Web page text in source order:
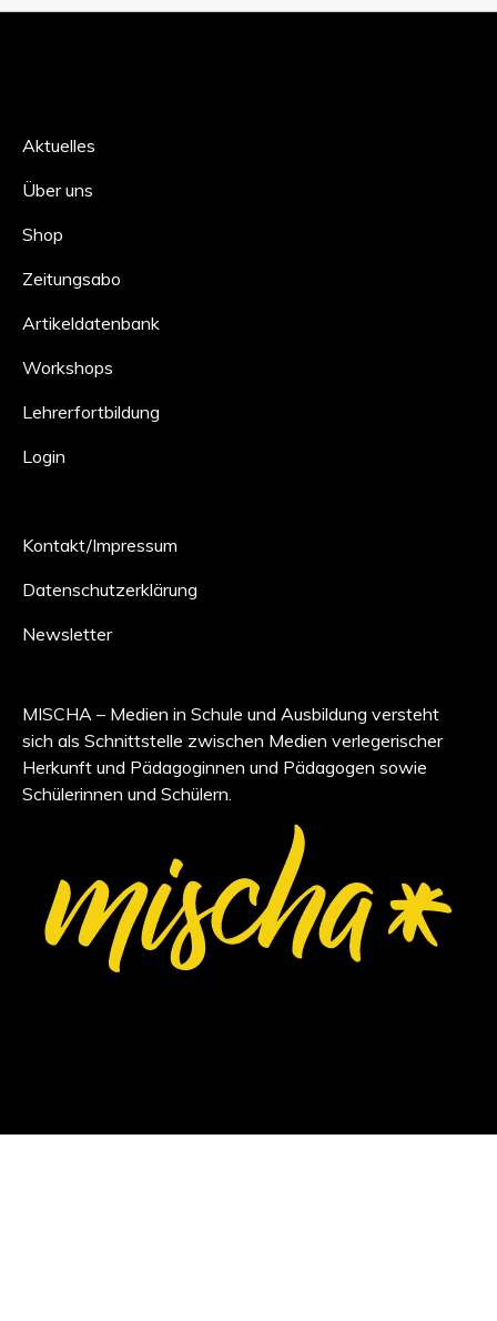
Aktuelles
Über uns
Shop
Zeitungsabo
Artikeldatenbank
Workshops
Lehrerfortbildung
Login
Kontakt/Impressum
Datenschutzerklärung
Newsletter
MISCHA – Medien in Schule und Ausbildung versteht
sich als Schnittstelle zwischen Medien verlegerischer
Herkunft und Pädagoginnen und Pädagogen sowie
Schülerinnen und Schülern.